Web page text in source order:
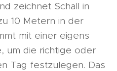
zeichnet Schall in
10 Metern in der
mit einer eigens
um die richtige oder
Tag festzulegen. Das